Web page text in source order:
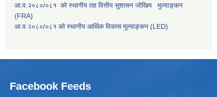
आ.व.२०८०/०८१ को स्थानीय तह वित्तीय सुशासन जोखिम मुल्याङ्कन
(FRA)
आ.व.२०८०/०८१ को स्थानीय आर्थिक विकास मूल्याङ्कन (LED)
Facebook Feeds